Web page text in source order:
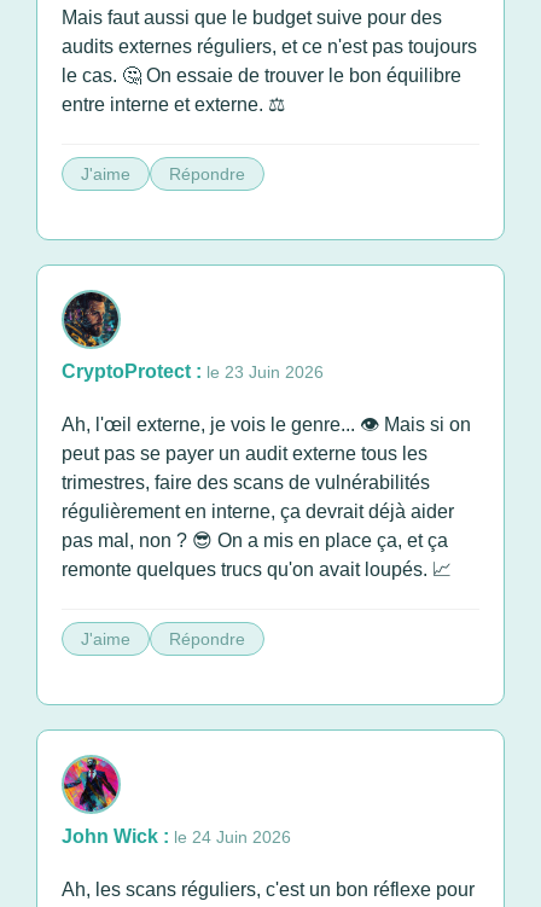
Mais faut aussi que le budget suive pour des
audits externes réguliers, et ce n'est pas toujours
le cas. 🤔 On essaie de trouver le bon équilibre
entre interne et externe. ⚖️
J'aime Répondre
CryptoProtect : le 23 Juin 2026
Ah, l'œil externe, je vois le genre... 👁️ Mais si on
peut pas se payer un audit externe tous les
trimestres, faire des scans de vulnérabilités
régulièrement en interne, ça devrait déjà aider
pas mal, non ? 😎 On a mis en place ça, et ça
remonte quelques trucs qu'on avait loupés. 📈
J'aime Répondre
John Wick : le 24 Juin 2026
Ah, les scans réguliers, c'est un bon réflexe pour